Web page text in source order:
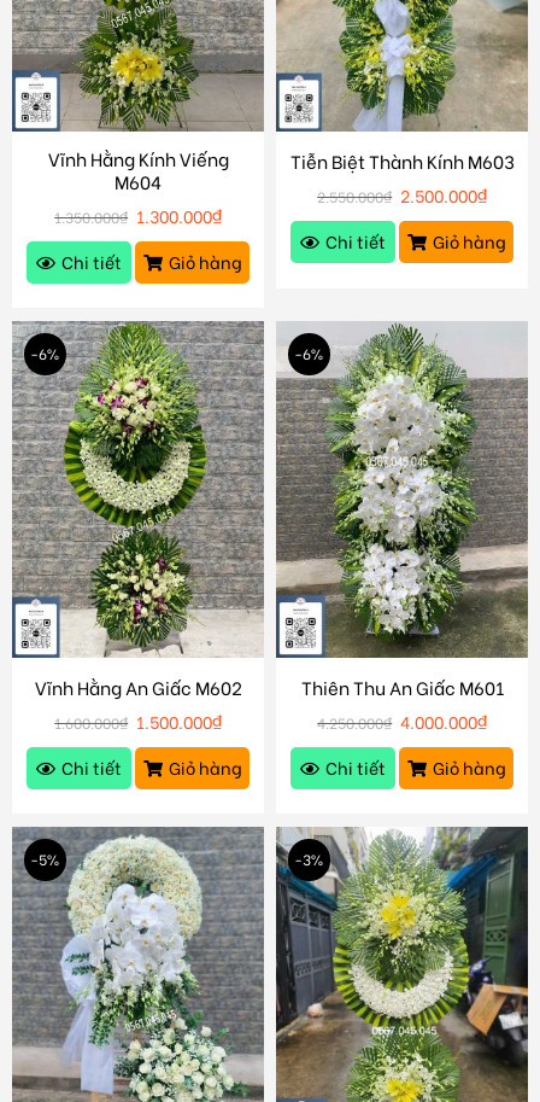
Vĩnh Hằng Kính Viếng
M604
1.350.000₫ 1.300.000₫
Chi tiết
Giỏ hàng
Tiễn Biệt Thành Kính M603
2.550.000₫ 2.500.000₫
Chi tiết
Giỏ hàng
-6%
Vĩnh Hằng An Giấc M602
1.600.000₫ 1.500.000₫
Chi tiết
Giỏ hàng
-6%
Thiên Thu An Giấc M601
4.250.000₫ 4.000.000₫
Chi tiết
Giỏ hàng
-5% -3%